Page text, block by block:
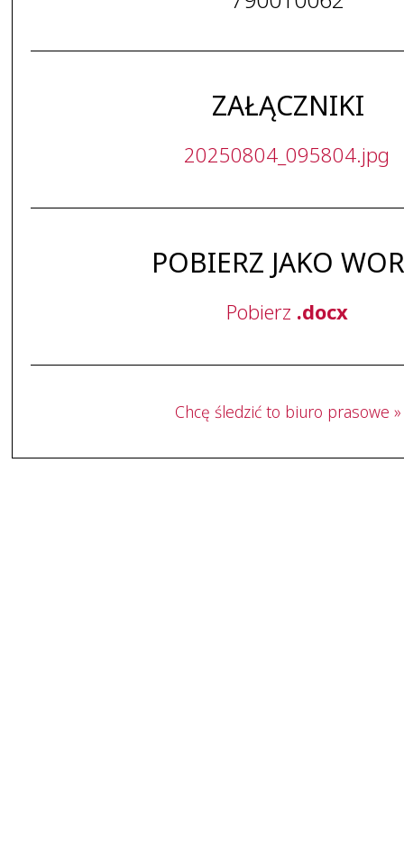
ZAŁĄCZNIKI
20250804_095804.jpg
POBIERZ JAKO
Pobierz .docx
Chcę śledzić to biuro prasowe »